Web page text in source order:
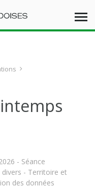
- Séance
- Territoire et
des données